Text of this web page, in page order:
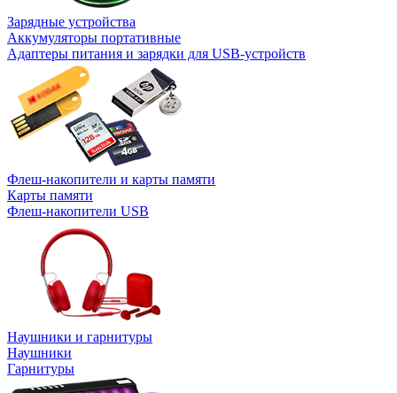
Зарядные устройства
Аккумуляторы портативные
Адаптеры питания и зарядки для USB-устройств
Флеш-накопители и карты памяти
Карты памяти
Флеш-накопители USB
Наушники и гарнитуры
Наушники
Гарнитуры